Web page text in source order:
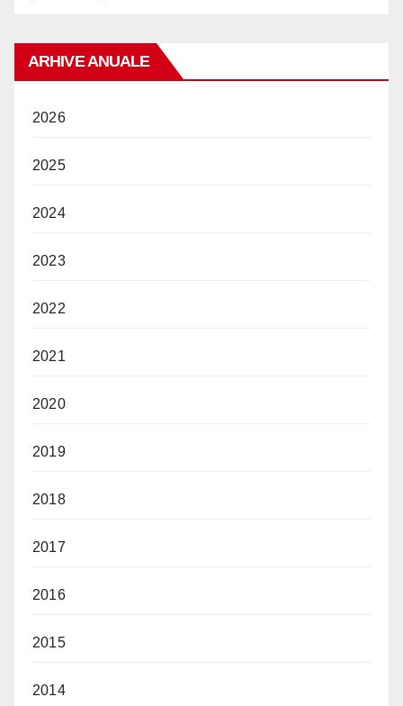
ARHIVE ANUALE
2026
2025
2024
2023
2022
2021
2020
2019
2018
2017
2016
2015
2014